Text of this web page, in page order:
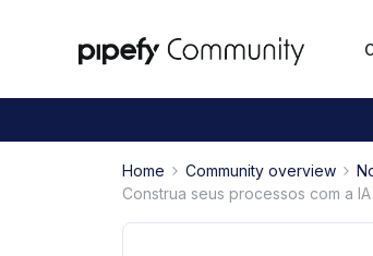
Home Community overview
Construa seus processos com a